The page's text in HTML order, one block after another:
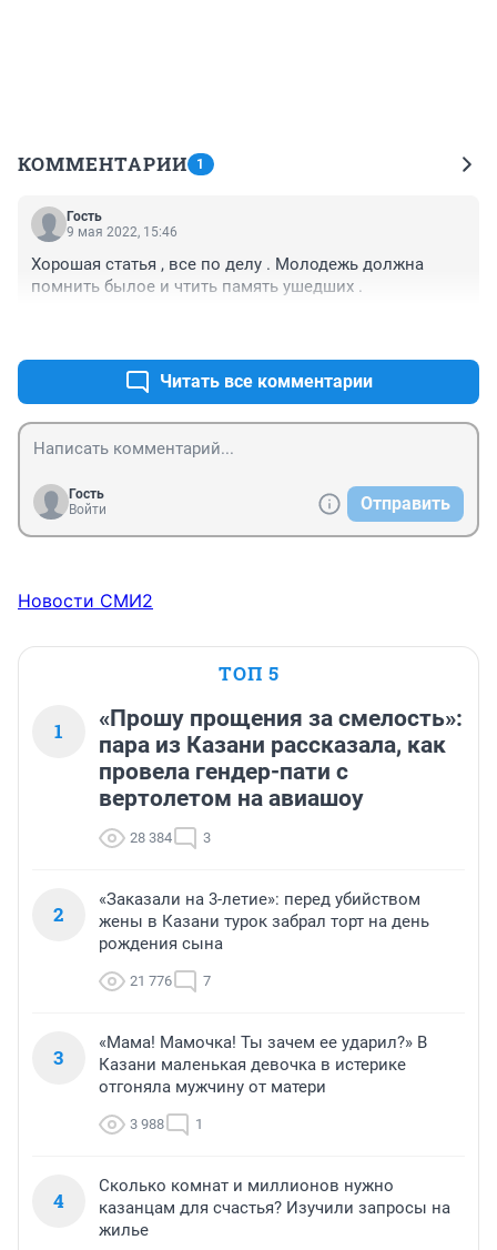
КОММЕНТАРИИ 1
Гость
9 мая 2022, 15:46
Хорошая статья , все по делу . Молодежь должна
помнить былое и чтить память ушедших .
Читать все комментарии
Гость
Войти
Отправить
Новости СМИ2
ТОП 5
1
«Прошу прощения за смелость»:
пара из Казани рассказала, как
провела гендер-пати с
вертолетом на авиашоу
28 384 3
2
«Заказали на 3-летие»: перед убийством
жены в Казани турок забрал торт на день
рождения сына
21 776 7
3
«Мама! Мамочка! Ты зачем ее ударил?» В
Казани маленькая девочка в истерике
отгоняла мужчину от матери
3 988 1
4
Сколько комнат и миллионов нужно
казанцам для счастья? Изучили запросы на
жилье